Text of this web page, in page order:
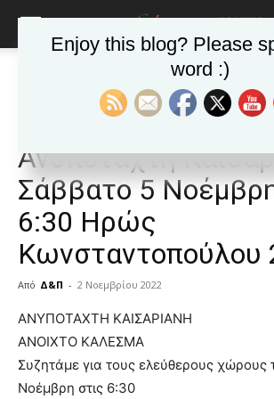
Ανακοινώσεις -θεσμικά
Ανακοινώσεις -θεσμικά Δημοφιλή άρθρα
Κάλεσμα από την
Ανυπόταχτη
Σάββατο 5
6:30 Ηρώς
Κωνσταντοπούλου
Από Δ&Π - 2 Νοεμβρίου 2022
blonde
lesbians
hot
cam
ΑΝΥΠΟΤΑΧΤΗ ΚΑΙΣΑΡΙΑΝΗ
ANOIXTO ΚΑΛΕΣΜΑ
Συζητάμε για τους ελεύθερους χώρους
Νοέμβρη στις 6:30
Enjoy this blog? Please
word :)